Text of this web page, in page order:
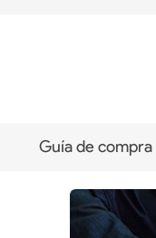
Guía de compra